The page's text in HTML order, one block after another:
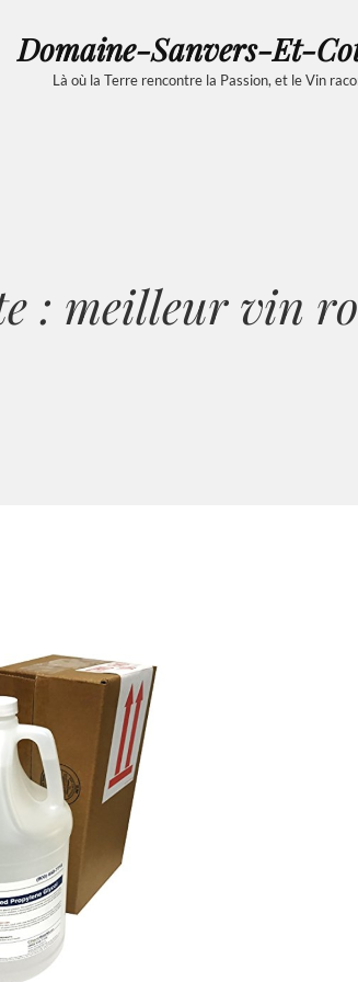
Domaine-Sanvers-Et-
Là où la Terre rencontre la Passion, et le Vin
: meilleur vin